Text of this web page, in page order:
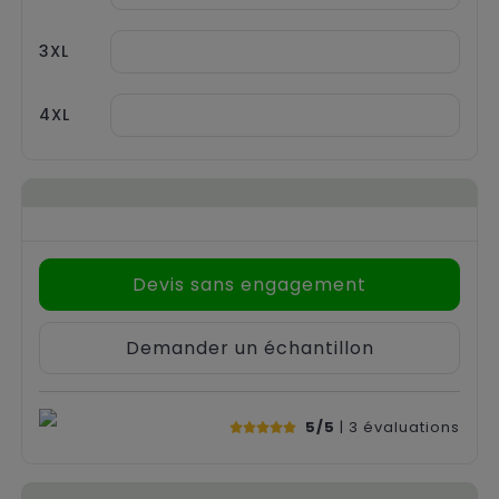
3XL
4XL
Devis sans engagement
Demander un échantillon
5/5 | 3 évaluations